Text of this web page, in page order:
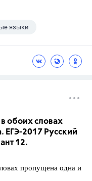
языки
обоих словах
ЕГЭ-2017 Русский
12.
пропущена одна и